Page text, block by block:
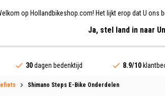
Fietsen
op Hollandbikeshop.com! Het lijkt erop dat U ons
Ja, stel land in naar
30dagen bedenktijd 8.9/10
Shimano Steps E-Bike Onderdelen